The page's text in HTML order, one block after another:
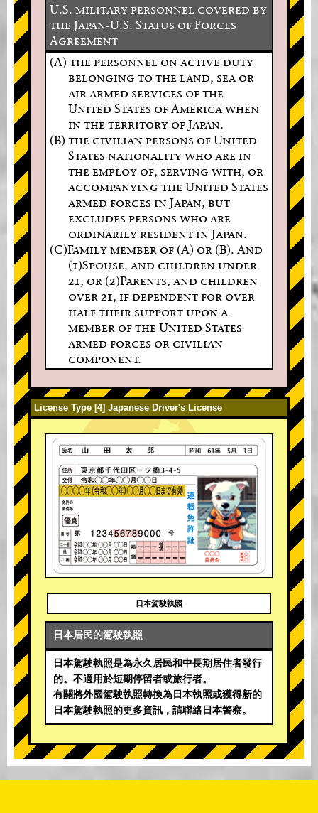
U.S. military personnel covered by
the Japan-U.S. Status of Forces
Agreement
(A) the personnel on active duty
belonging to the land, sea or
air armed services of the
United States of America when
in the territory of Japan.
(B) the civilian persons of United
States nationality who are in
the employ of, serving with, or
accompanying the United States
armed forces in Japan, but
excludes persons who are
ordinarily resident in Japan.
(C)Family member of (A) or (B). And
(1)Spouse, and children under
21, or (2)Parents, and children
over 21, if dependent for over
half their support upon a
member of the United States
armed forces or civilian
component.
License Type [4] Japanese Driver's License
日本駕駛執照
日本居民的駕駛執照
日本駕駛執照是為永久居民和中長期居住者發行
的。不適用於短期停留者或旅行者。
有關將外國駕駛執照轉換為日本執照或獲得新的
日本駕駛執照的更多資訊，請聯絡日本警察。